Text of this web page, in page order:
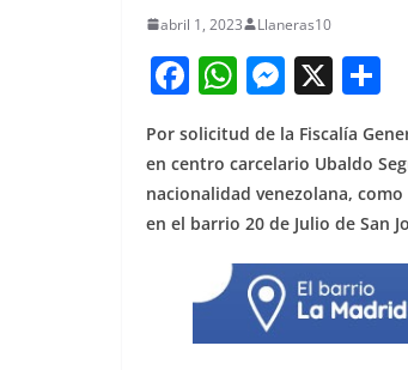
abril 1, 2023 Llaneras10
F
a
c
e
b
o
k
W
h
at
s
A
p
p
M
ss
e
n
g
er
X
e
Por solicitud de la Fiscalía
en centro carcelario Ubaldo
nacionalidad venezolana,
en el barrio 20 de Julio de San